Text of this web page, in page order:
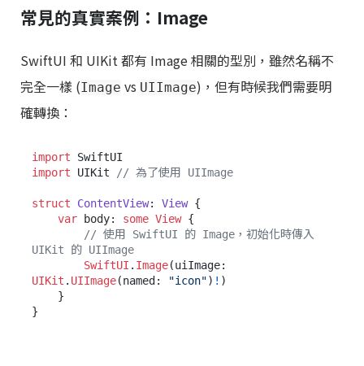
常見的真實案例：Image
SwiftUI 和 UIKit 都有 Image 相關的型別，雖然名稱不
完全一樣 (Image vs UIImage)，但有時候我們需要明
確轉換：
import
import UIKit // 為了使用 UIImage
struct ContentView: View {
var body: some View {
// 使用 SwiftUI 的 Image，初始化時傳入
UIKit 的 UIImage
SwiftUI . Image
UIKit . UIImage(named: "icon") ! )